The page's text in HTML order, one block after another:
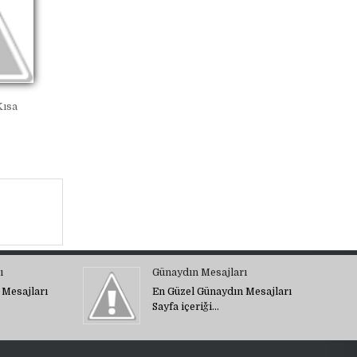
Günaydın Mesajları
En Güzel Günaydın Mesajları
Sayfa içeriği…